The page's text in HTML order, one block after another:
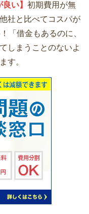
い】 初期費用が無
社と比べてコスパが
「借金もあるのに、
しまうことのないよ
す。